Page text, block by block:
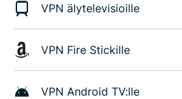
VPN älytelevisioille
VPN Fire Stickille
VPN Android TV:lle